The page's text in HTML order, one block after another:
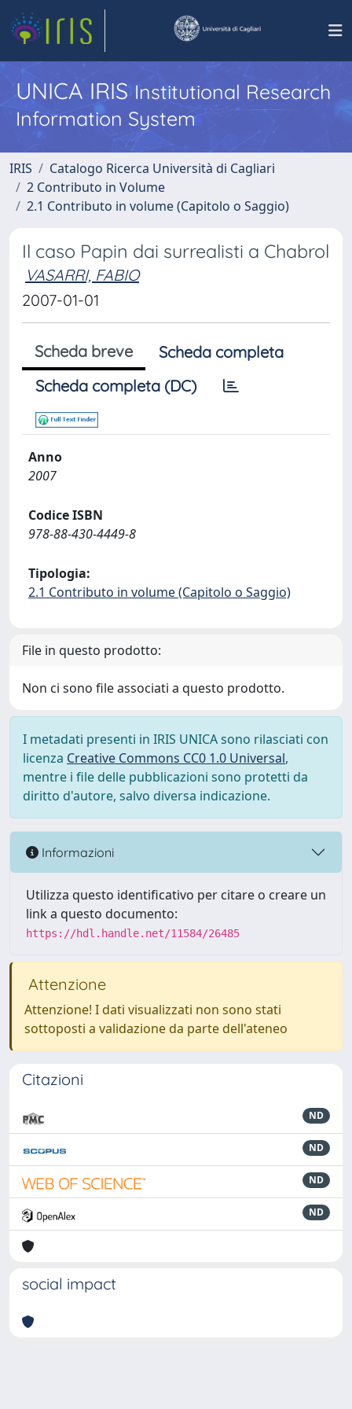
UNICA IRISInstitutional Research
Information System
IRIS
Catalogo Ricerca Università di Cagliari
2 Contributo in Volume
2.1 Contributo in volume (Capitolo o Saggio)
Il caso Papin dai surrealisti a Chabrol
VASARRI, FABIO
2007-01-01
Scheda breve
Scheda completa
Scheda completa (DC)
Anno
2007
Codice ISBN
978-88-430-4449-8
Tipologia:
2.1 Contributo in volume (Capitolo o Saggio)
File in questo prodotto:
Non ci sono file associati a questo prodotto.
I metadati presenti in IRIS UNICA sono rilasciati con
licenza Creative Commons CC0 1.0 Universal,
mentre i file delle pubblicazioni sono protetti da
diritto d'autore, salvo diversa indicazione.
Informazioni
Utilizza questo identificativo per citare o creare un
link a questo documento:
https://hdl.handle.net/11584/26485
Attenzione
Attenzione! I dati visualizzati non sono stati
sottoposti a validazione da parte dell'ateneo
Citazioni
ND
ND
ND
ND
social impact